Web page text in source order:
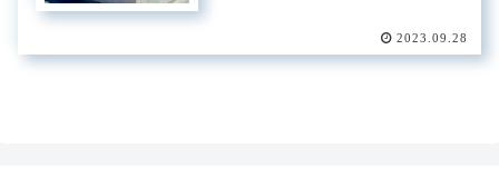
2023.09.28